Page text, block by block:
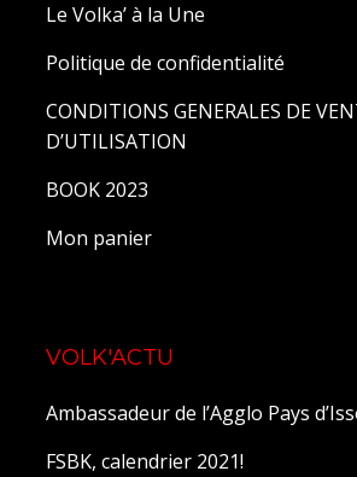
Le Volka’ à la Une
Politique de confidentialité
CONDITIONS GENERALES DE
D’UTILISATION
BOOK 2023
Mon panier
VOLK'ACTU
Ambassadeur de l’Agglo Pays
FSBK, calendrier 2021!